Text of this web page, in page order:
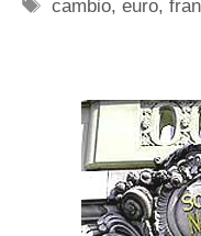
cambio,euro,